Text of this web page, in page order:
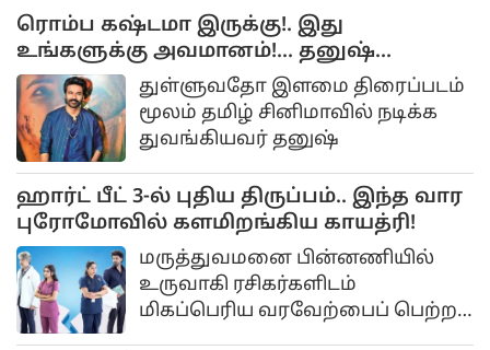
ரொம்ப கஷ்டமா இருக்கு!. இது
உங்களுக்கு அவமானம்!... தனுஷ்
கோபம்!..
துள்ளுவதோ இளமை திரைப்படம்
மூலம் தமிழ் சினிமாவில் நடிக்க
துவங்கியவர் தனுஷ்
ஹார்ட் பீட் 3-ல் புதிய திருப்பம்.. இந்த வார
புரோமோவில் களமிறங்கிய காயத்ரி!
மருத்துவமனை பின்னணியில்
உருவாகி ரசிகர்களிடம்
மிகப்பெரிய வரவேற்பைப் பெற்ற